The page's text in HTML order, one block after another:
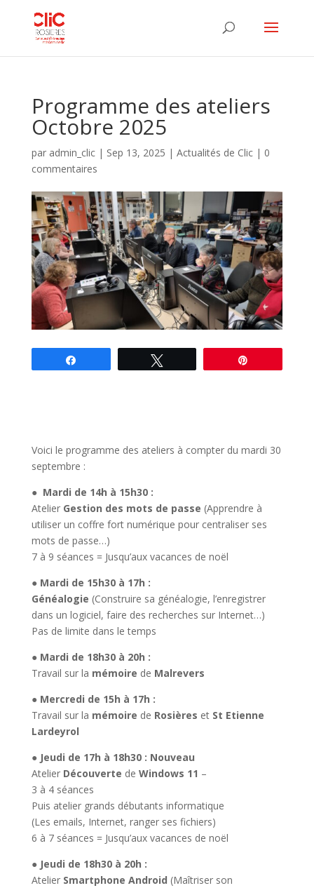
Programme des ateliers
Octobre 2025
par admin_clic| Sep 13, 2025 | Actualités de Clic| 0
commentaires
Voici le programme des ateliers à compter du mardi 30
septembre :
● Mardi de 14h à 15h30 :
Atelier Gestion des mots de passe (Apprendre à
utiliser un coffre fort numérique pour centraliser ses
mots de passe…)
7 à 9 séances = Jusqu’aux vacances de noël
● Mardi de 15h30 à 17h :
Généalogie (Construire sa généalogie, l’enregistrer
dans un logiciel, faire des recherches sur Internet…)
Pas de limite dans le temps
● Mardi de 18h30 à 20h :
Travail sur la mémoire de Malrevers
● Mercredi de 15h à 17h :
Travail sur la mémoire de Rosières et St Etienne
Lardeyrol
● Jeudi de 17h à 18h30 : Nouveau
Atelier Découverte de Windows 11 –
3 à 4 séances
Puis atelier grands débutants informatique
(Les emails, Internet, ranger ses fichiers)
6 à 7 séances = Jusqu’aux vacances de noël
● Jeudi de 18h30 à 20h :
Atelier Smartphone Android (Maîtriser son